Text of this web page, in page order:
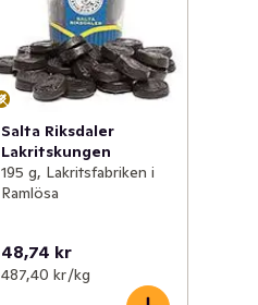
Salta Riksdaler
Lakritskungen
195 g, Lakritsfabriken i
Ramlösa
48,74 kr
487,40 kr /kg